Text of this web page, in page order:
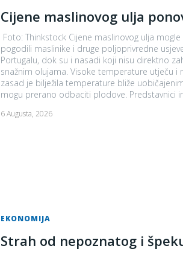
Cijene maslinovog ulja
Foto: Thinkstock Cijene maslinovog ulja
pogodili maslinike i druge poljoprivredne usjeve širom Evrope. Proizvođači upozoravaju da su
Portugalu, dok su i nasadi koji nisu direktno
snažnim olujama. Visoke temperature utječu i na veličinu plodova, piše BBC.
zasad je bilježila temperature bliže
mogu prerano
6 Augusta, 2026
EKONOMIJA
Strah od nepoznatog i